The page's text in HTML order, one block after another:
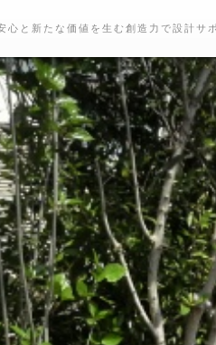
心と新たな価値を生む創造力で設計サ